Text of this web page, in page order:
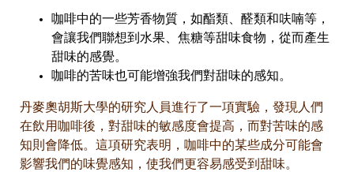
咖啡中的一些芳香物質，如酯類、醛類和呋喃等，
會讓我們聯想到水果、焦糖等甜味食物，從而產生
甜味的感覺。
咖啡的苦味也可能增強我們對甜味的感知。
丹麥奧胡斯大學的研究人員進行了一項實驗，發現人們
在飲用咖啡後，對甜味的敏感度會提高，而對苦味的感
知則會降低。這項研究表明，咖啡中的某些成分可能會
影響我們的味覺感知，使我們更容易感受到甜味。